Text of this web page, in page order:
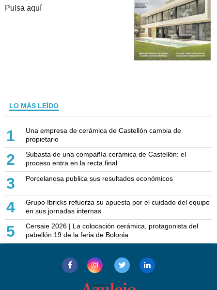
Pulsa aquí
LO MÁS LEÍDO
1
Una empresa de cerámica de Castellón cambia de
propietario
2
Subasta de una compañía cerámica de Castellón: el
proceso entra en la recta final
3 Porcelanosa publica sus resultados económicos
4
Grupo Ibricks refuerza su apuesta por el cuidado del equipo
en sus jornadas internas
5
Cersaie 2026 | La colocación cerámica, protagonista del
pabellón 19 de la feria de Bolonia